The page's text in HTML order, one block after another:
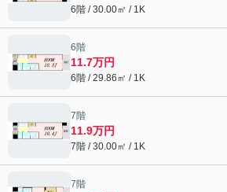
6階 / 30.00㎡ / 1K
6階
11.7万円
6階 / 29.86㎡ / 1K
7階
11.9万円
7階 / 30.00㎡ / 1K
7階